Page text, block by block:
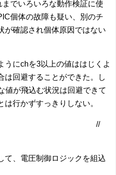
でいろいろな動作検証に使
個体の故障も疑い、別のチ
が確認され個体原因ではない
うにchを3以上の値ははじくよ
は回避することができた。し
値が飛込む状況は回避できて
行かずすっきりしない。
//
て、電圧制御ロジックを組込